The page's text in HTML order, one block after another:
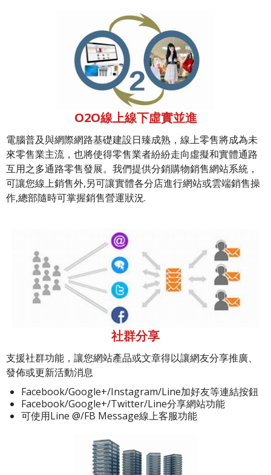
O2O線上線下虛實並進
電腦普及與網際網路基礎建設日臻成熟，線上零售將成為未
來零售業主流，也將使得零售業者紛紛走向虛擬和實體通路
互用之多通路零售發展。我們提供分銷購物銷售網站系統，
可讓您線上銷售外,另可讓實體各分店進行網站或雲端銷售操
作,總部隨時可掌握銷售營運狀況.
社群分享
支援社群功能，讓您網站產品或文章得以讓網友分享推廣、
發佈或更新活動消息
Facebook/Google+/Instagram/Line加好友等連結按鈕
Facebook/Google+/Twitter/Line分享網站功能
可使用Line @/FB Message線上客服功能